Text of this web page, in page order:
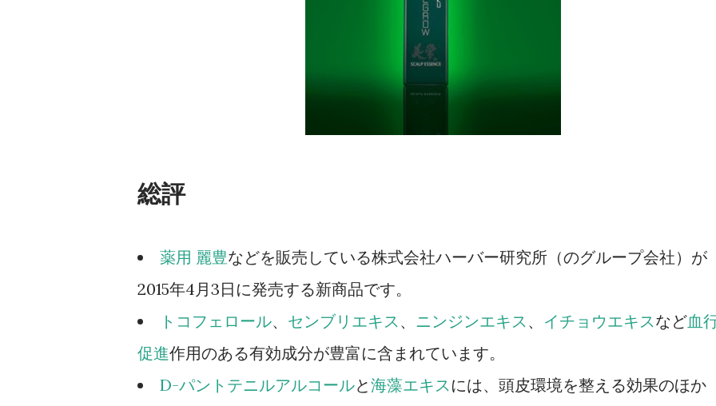
総評
薬用 麗豊などを販売している株式会社ハーバー研究所（のグループ会社）が
2015年4月3日に発売する新商品です。
トコフェロール、 センブリエキス、 ニンジンエキス、 イチョウエキスなど血
促進作用のある有効成分が豊富に含まれています。
D-パントテニルアルコールと海藻エキスには、頭皮環境を整える効果のほか